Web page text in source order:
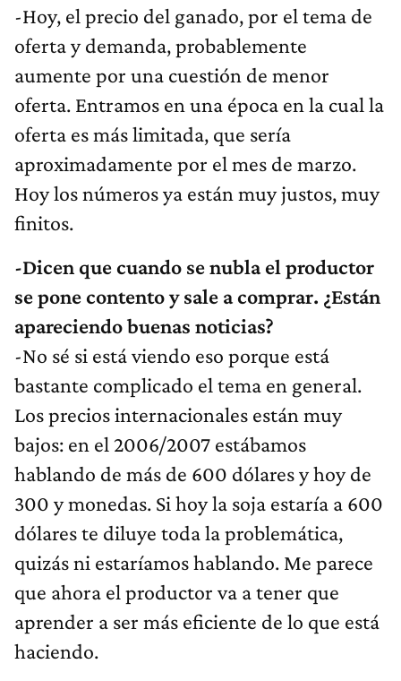
-Hoy, el precio del ganado, por el tema de
oferta y demanda, probablemente
aumente por una cuestión de menor
oferta. Entramos en una época en la cual la
oferta es más limitada, que sería
aproximadamente por el mes de marzo.
Hoy los números ya están muy justos, muy
finitos.
-Dicen que cuando se nubla el productor
se pone contento y sale a comprar. ¿Están
apareciendo buenas noticias?
-No sé si está viendo eso porque está
bastante complicado el tema en general.
Los precios internacionales están muy
bajos: en el 2006/2007 estábamos
hablando de más de 600 dólares y hoy de
300 y monedas. Si hoy la soja estaría a 600
dólares te diluye toda la problemática,
quizás ni estaríamos hablando. Me parece
que ahora el productor va a tener que
aprender a ser más eficiente de lo que está
haciendo.